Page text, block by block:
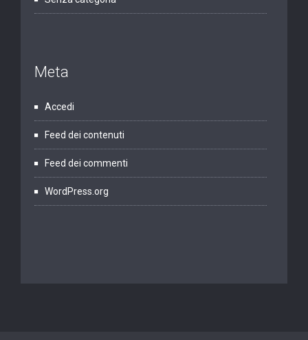
Meta
Accedi
Feed dei contenuti
Feed dei commenti
WordPress.org